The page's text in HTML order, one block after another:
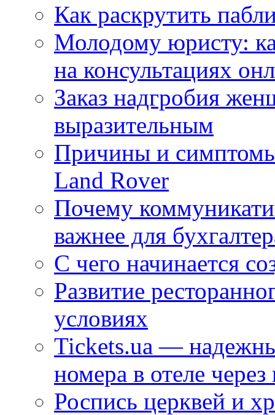
Как раскрутить
Молодому юристу:
на консультациях
Заказ надгробия
выразительным
Причины и
Land Rover
Почему
важнее для
С чего начинается
Развитие
условиях
Tickets.ua —
номера в отеле через
Роспись церквей и